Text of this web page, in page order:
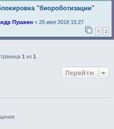
"биороботизации"
Пушкин « 25 июл 2018 15:27
1 2
1 из 1
Перейти